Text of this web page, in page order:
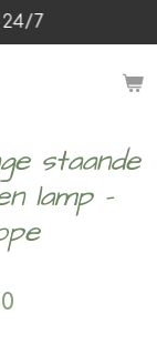
7
staande
lamp -